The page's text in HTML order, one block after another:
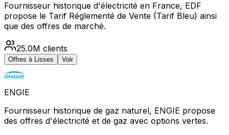
Fournisseur historique d'électricité en France, EDF
propose le Tarif Réglementé de Vente (Tarif Bleu) ainsi
que des offres de marché.
25.0M clients
Offres à Lisses Voir
ENGIE
Fournisseur historique de gaz naturel, ENGIE propose
des offres d'électricité et de gaz avec options vertes.